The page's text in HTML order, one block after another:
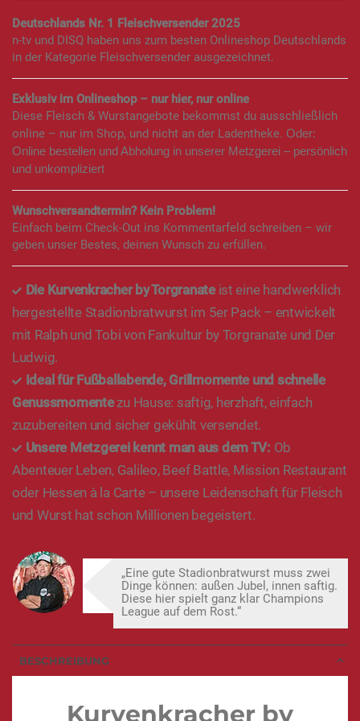
Deutschlands Nr. 1 Fleischversender 2025
n-tv und DISQ haben uns zum besten Onlineshop Deutschlands
in der Kategorie Fleischversender ausgezeichnet.
Exklusiv im Onlineshop – nur hier, nur online
Diese Fleisch & Wurstangebote bekommst du ausschließlich
online – nur im Shop, und nicht an der Ladentheke. Oder:
Online bestellen und Abholung in unserer Metzgerei – persönlich
und unkompliziert
Wunschversandtermin? Kein Problem!
Einfach beim Check-Out ins Kommentarfeld schreiben – wir
geben unser Bestes, deinen Wunsch zu erfüllen.
Die Kurvenkracher by Torgranateist eine handwerklich
hergestellte Stadionbratwurst im 5er Pack – entwickelt
mit Ralph und Tobi von Fankultur by Torgranate und Der
Ludwig.
Ideal für Fußballabende, Grillmomente und schnelle
Genussmomentezu Hause: saftig, herzhaft, einfach
zuzubereiten und sicher gekühlt versendet.
Unsere Metzgerei kennt man aus dem TV: Ob
Abenteuer Leben, Galileo, Beef Battle, Mission Restaurant
oder Hessen à la Carte – unsere Leidenschaft für Fleisch
und Wurst hat schon Millionen begeistert.
„Eine gute Stadionbratwurst muss zwei
Dinge können: außen Jubel, innen saftig.
Diese hier spielt ganz klar Champions
League auf dem Rost.“
BESCHREIBUNG
Kurvenkracher by